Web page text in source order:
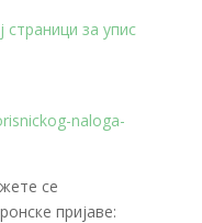
за упис
naloga-
се
пријаве: